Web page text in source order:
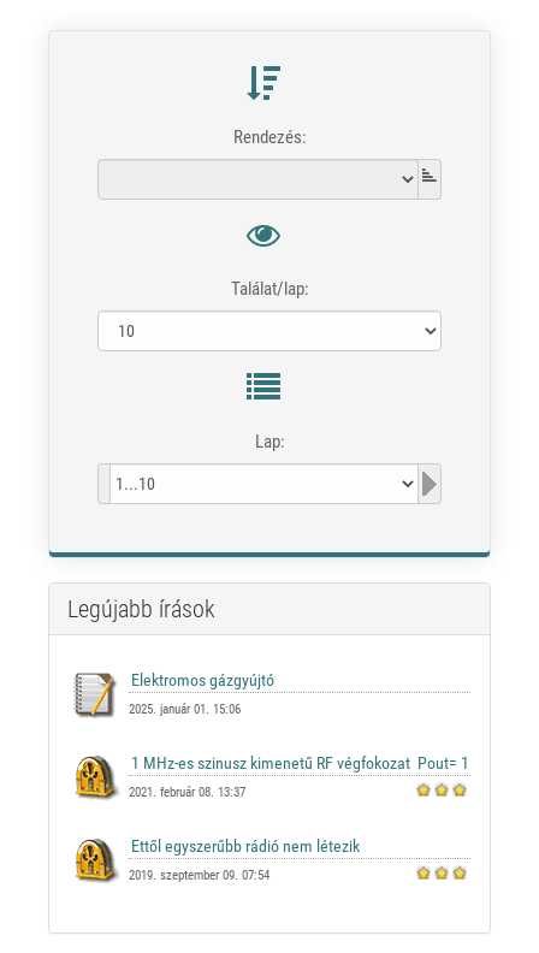
Rendezés:
Találat/lap:
Lap:
Legújabb írások
2025. január 01. 15:06
2021. február 08. 13:37
2019. szeptember 09. 07:54